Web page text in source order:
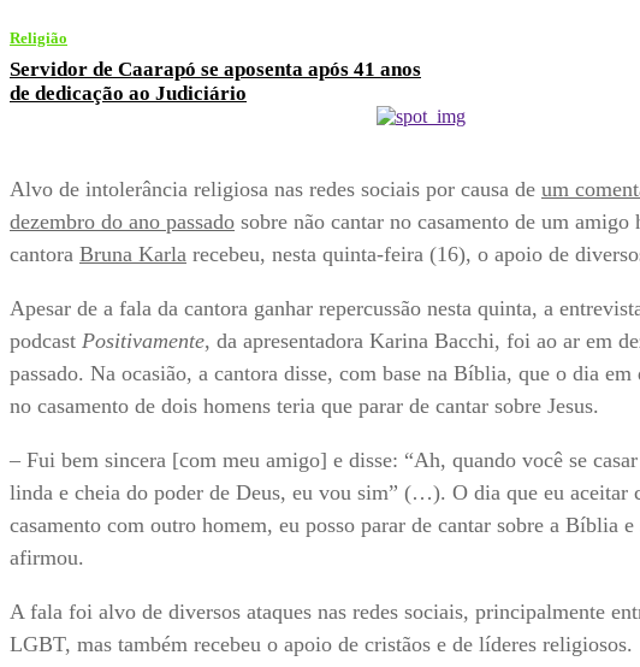
Religião
Servidor de Caarapó se aposenta após 41 anos
de dedicação ao Judiciário
Alvo de intolerância religiosa nas redes sociais por causa de um
dezembro do ano passado sobre não cantar no casamento de um amigo
cantora Bruna Karla recebeu, nesta quinta-feira (16), o apoio de
Apesar de a fala da cantora ganhar repercussão nesta quinta, a
podcast Positivamente, da apresentadora Karina Bacchi, foi ao ar em
passado. Na ocasião, a cantora disse, com base na Bíblia, que o dia em
no casamento de dois homens teria que parar de cantar sobre Jesus.
– Fui bem sincera [com meu amigo] e disse: “Ah, quando você se
linda e cheia do poder de Deus, eu vou sim” (…). O dia que eu aceitar
casamento com outro homem, eu posso parar de cantar sobre a Bíblia e
afirmou.
A fala foi alvo de diversos ataques nas redes sociais, principalmente
LGBT, mas também recebeu o apoio de cristãos e de líderes religiosos.